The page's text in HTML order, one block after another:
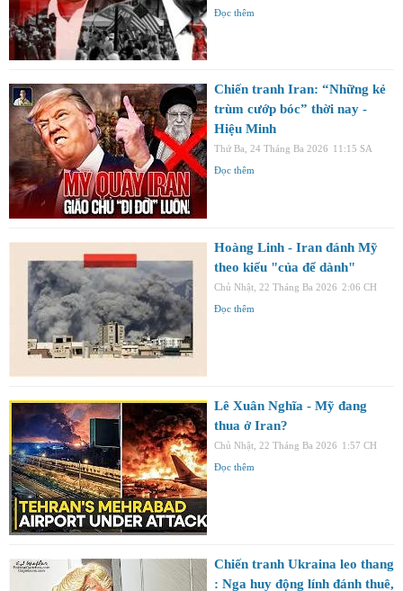
Đọc thêm
Chiến tranh Iran: “Những kẻ
trùm cướp bóc” thời nay -
Hiệu Minh
Thứ Ba, 24 Tháng Ba 2026 11:15 SA
Đọc thêm
Hoàng Linh - Iran đánh Mỹ
theo kiểu "của để dành"
Chủ Nhật, 22 Tháng Ba 2026 2:06 CH
Đọc thêm
Lê Xuân Nghĩa - Mỹ đang
thua ở Iran?
Chủ Nhật, 22 Tháng Ba 2026 1:57 CH
Đọc thêm
Chiến tranh Ukraina leo thang
: Nga huy động lính đánh thuê,